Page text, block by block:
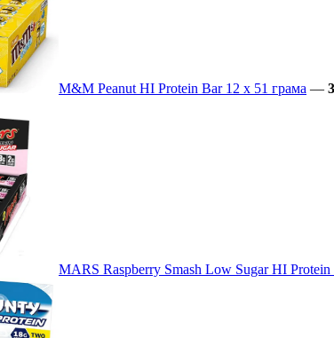
M&M Peanut HI Protein Bar 12 x 51 грама —
MARS Raspberry Smash Low Sugar HI Protein